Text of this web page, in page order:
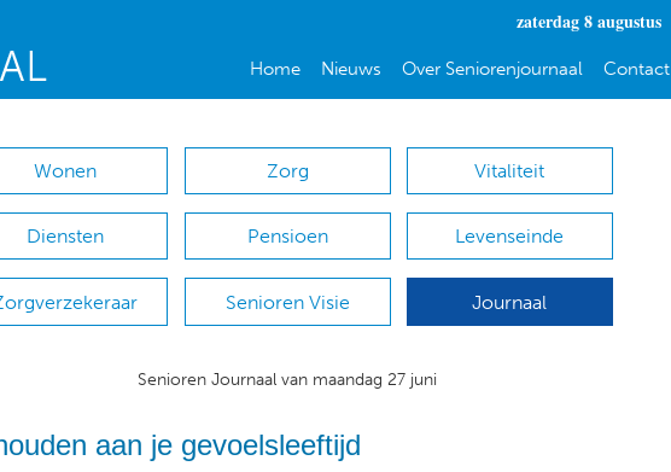
zaterdag 8 augustus
Home Nieuws Over Seniorenjournaal Contact
Wonen Zorg Vitaliteit
Diensten Pensioen Levenseinde
Senioren Visie Journaal
Senioren Journaal van maandag 27 juni
aan je gevoelsleeftijd